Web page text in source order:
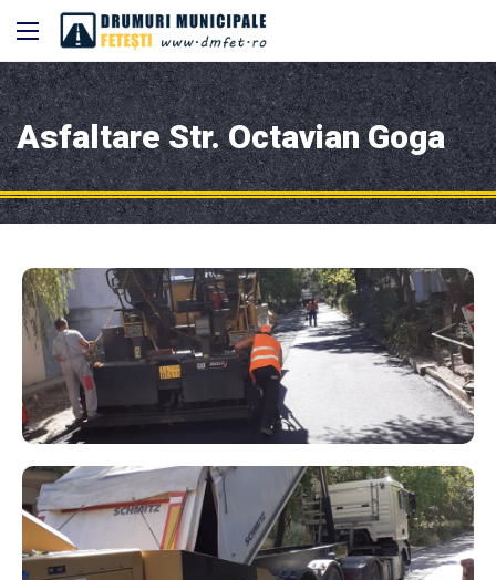
Asfaltare Str. Octavian Goga